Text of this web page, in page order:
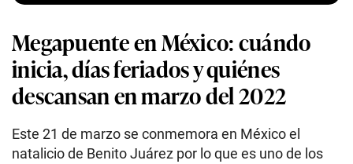
Megapuente en México: cuándo
inicia, días feriados y quiénes
descansan en marzo del 2022
Este 21 de marzo se conmemora en México el
natalicio de Benito Juárez por lo que es uno de los